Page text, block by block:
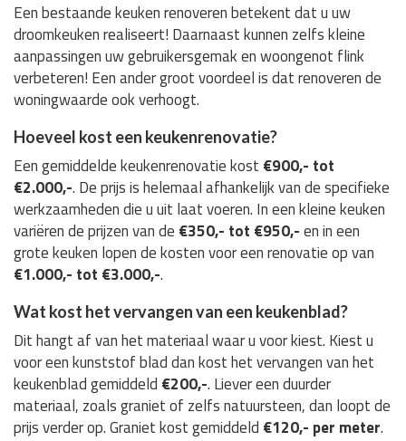
Een bestaande keuken renoveren betekent dat u uw
droomkeuken realiseert! Daarnaast kunnen zelfs kleine
aanpassingen uw gebruikersgemak en woongenot flink
verbeteren! Een ander groot voordeel is dat renoveren de
woningwaarde ook verhoogt.
Hoeveel kost een keukenrenovatie?
Een gemiddelde keukenrenovatie kost €900,- tot
€2.000,-. De prijs is helemaal afhankelijk van de specifieke
werkzaamheden die u uit laat voeren. In een kleine keuken
variëren de prijzen van de €350,- tot €950,-en in een
grote keuken lopen de kosten voor een renovatie op van
€1.000,- tot €3.000,-.
Wat kost het vervangen van een keukenblad?
Dit hangt af van het materiaal waar u voor kiest. Kiest u
voor een kunststof blad dan kost het vervangen van het
keukenblad gemiddeld €200,-. Liever een duurder
materiaal, zoals graniet of zelfs natuursteen, dan loopt de
prijs verder op. Graniet kost gemiddeld €120,- per meter.